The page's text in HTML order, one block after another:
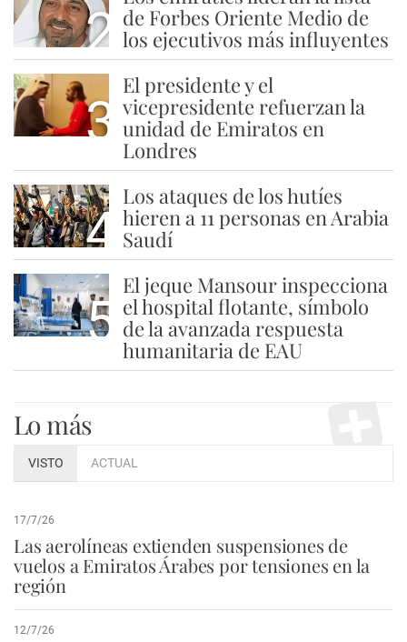
2 de Forbes Oriente Medio de
los ejecutivos más influyentes
3
El presidente y el
vicepresidente refuerzan la
unidad de Emiratos en
Londres
4
Los ataques de los hutíes
hieren a 11 personas en Arabia
Saudí
5
El jeque Mansour inspecciona
el hospital flotante, símbolo
de la avanzada respuesta
humanitaria de EAU
Lo más
VISTO ACTUAL
17/7/26
Las aerolíneas extienden suspensiones de
vuelos a Emiratos Árabes por tensiones en la
región
12/7/26